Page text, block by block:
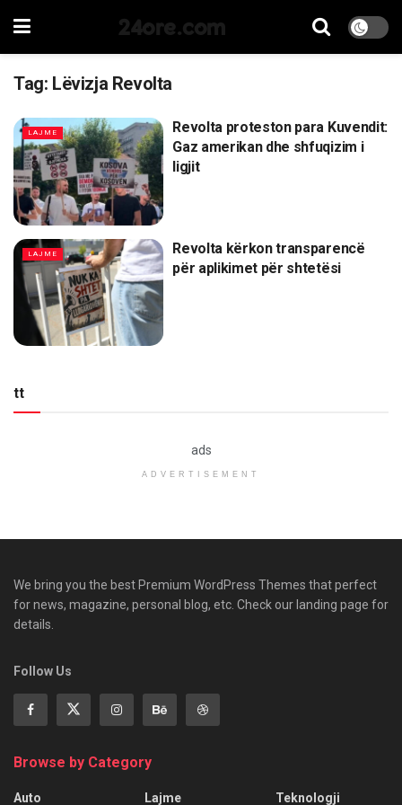
24ore.com
Tag: Lëvizja Revolta
LAJME
Revolta proteston para Kuvendit:
Gaz amerikan dhe shfuqizim i
ligjit
LAJME
Revolta kërkon transparencë
për aplikimet për shtetësi
tt
ads
ADVERTISEMENT
We bring you the best Premium WordPress Themes that perfect
for news, magazine, personal blog, etc. Check our landing page for
details.
Follow Us
Browse by Category
Auto Lajme Teknologji